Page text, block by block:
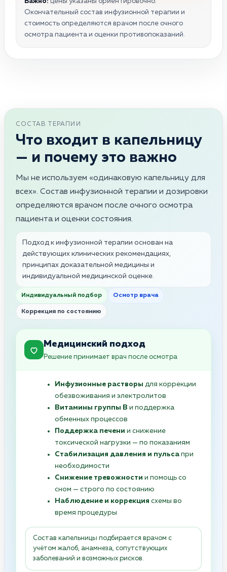
Окончательный состав инфузионной терапии и
стоимость определяются врачом после очного
осмотра пациента и оценки противопоказаний.
СОСТАВ ТЕРАПИИ
Что входит в капельницу
— и почему это важно
Мы не используем «одинаковую капельницу для
всех». Состав инфузионной терапии и дозировки
определяются врачом после очного осмотра
пациента и оценки состояния.
Подход к инфузионной терапии основан на
действующих клинических рекомендациях,
принципах доказательной медицины и
индивидуальной медицинской оценке.
Индивидуальный подбор Осмотр врача
Коррекция по состоянию
Медицинский подход
Решение принимает врач после осмотра
Инфузионные растворы для коррекции
обезвоживания и электролитов
Витамины группы B и поддержка
обменных процессов
Поддержка печени и снижение
токсической нагрузки — по показаниям
Стабилизация давления и пульса при
необходимости
Снижение тревожности и помощь со
сном — строго по состоянию
Наблюдение и коррекция схемы во
время процедуры
Состав капельницы подбирается врачом с
учётом жалоб, анамнеза, сопутствующих
заболеваний и возможных рисков.